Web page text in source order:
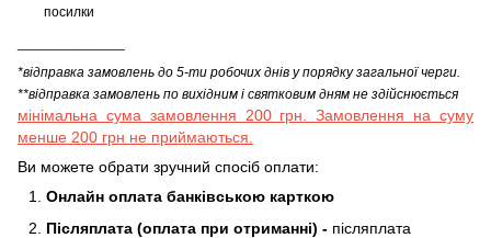
посилки
*відправка замовлень до 5-ти робочих днів у порядку загальної черги.
**відправка замовлень по вихідним і святковим дням не здійснюється
мінімальна сума замовлення 200 грн. Замовлення на суму
менше 200 грн не приймаються.
Ви можете обрати зручний спосіб оплати:
Онлайн оплата банківською карткою
Післяплата (оплата при отриманні) - післяплата